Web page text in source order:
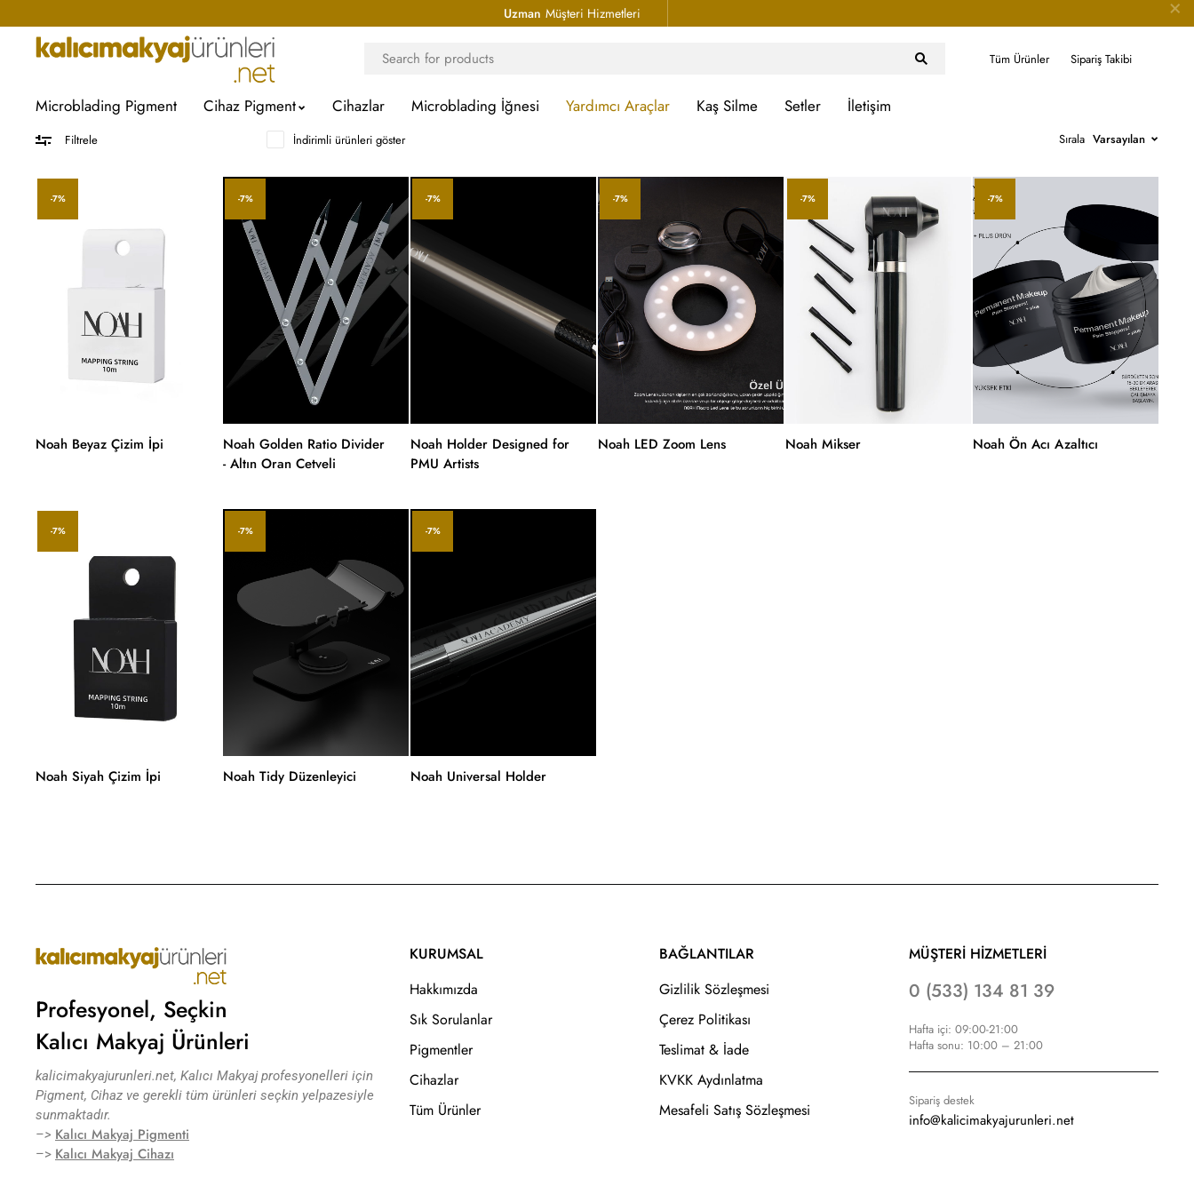
Uzman Müşteri Hizmetleri
Tüm Ürünler Sipariş Takibi
Microblading Pigment Cihaz Pigment Cihazlar Microblading İğnesi Yardımcı Araçlar Kaş Silme Setler İletişim
Filtrele Sırala Varsayılan
İndirimli ürünleri göster
-7%
Noah Beyaz Çizim İpi
-7%
Noah Golden Ratio Divider
- Altın Oran Cetveli
-7%
Noah Holder Designed for
PMU Artists
-7%
Noah LED Zoom Lens
-7%
Noah Mikser
-7%
Noah Ön Acı Azaltıcı
-7%
Noah Siyah Çizim İpi
-7%
Noah Tidy Düzenleyici
-7%
Noah Universal Holder
Profesyonel, Seçkin
Kalıcı Makyaj Ürünleri
kalicimakyajurunleri.net, Kalıcı Makyaj profesyonelleri için
Pigment, Cihaz ve gerekli tüm ürünleri seçkin yelpazesiyle
sunmaktadır.
–> Kalıcı Makyaj Pigmenti
–> Kalıcı Makyaj Cihazı
KURUMSAL
Hakkımızda
Sık Sorulanlar
Pigmentler
Cihazlar
Tüm Ürünler
BAĞLANTILAR
Gizlilik Sözleşmesi
Çerez Politikası
Teslimat & İade
KVKK Aydınlatma
Mesafeli Satış Sözleşmesi
MÜŞTERİ HİZMETLERİ
0 (533) 134 81 39
Hafta içi: 09:00-21:00
Hafta sonu: 10:00 – 21:00
Sipariş destek
info@kalicimakyajurunleri.net